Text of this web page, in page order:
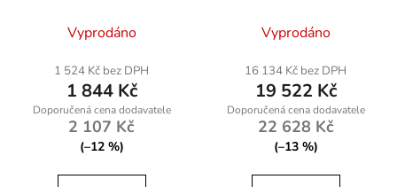
Vyprodáno
1 524 Kč bez DPH
1 844 Kč
2 107 Kč
(–12 %)
GX160
Vyprodáno
16 134 Kč bez DPH
19 522 Kč
22 628 Kč
(–13 %)